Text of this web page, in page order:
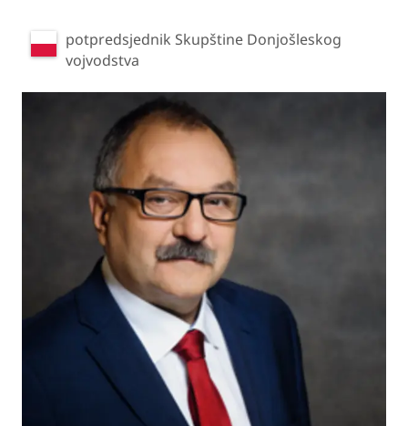
Poljskapotpredsjednik Skupštine Donjošleskog
vojvodstva